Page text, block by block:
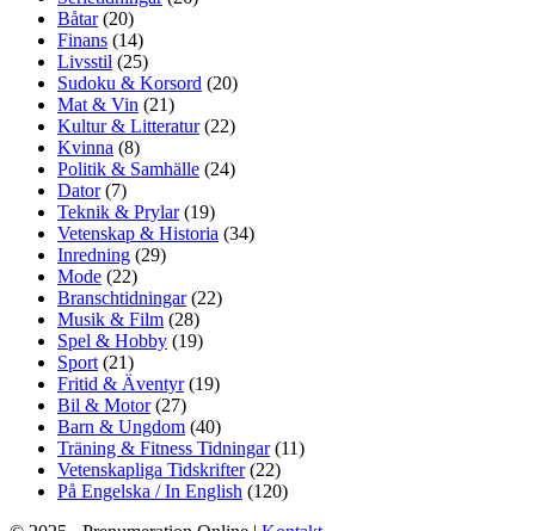
Båtar (20)
Finans (14)
Livsstil (25)
Sudoku & Korsord (20)
Mat & Vin (21)
Kultur & Litteratur (22)
Kvinna (8)
Politik & Samhälle (24)
Dator (7)
Teknik & Prylar (19)
Vetenskap & Historia (34)
Inredning (29)
Mode (22)
Branschtidningar (22)
Musik & Film (28)
Spel & Hobby (19)
Sport (21)
Fritid & Äventyr (19)
Bil & Motor (27)
Barn & Ungdom (40)
Träning & Fitness Tidningar (11)
Vetenskapliga Tidskrifter (22)
På Engelska / In English (120)